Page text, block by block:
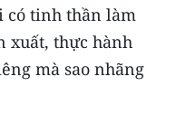
có tinh thần làm
xuất, thực hành
mà sao nhãng